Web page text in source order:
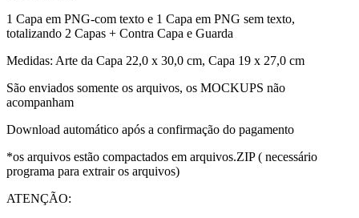
1 Capa em PNG-com texto e 1 Capa em PNG sem texto,
totalizando 2 Capas + Contra Capa e Guarda
Medidas: Arte da Capa 22,0 x 30,0 cm, Capa 19 x 27,0 cm
São enviados somente os arquivos, os MOCKUPS não
acompanham
Download automático após a confirmação do pagamento
*os arquivos estão compactados em arquivos.ZIP ( necessário
programa para extrair os arquivos)
ATENÇÃO: